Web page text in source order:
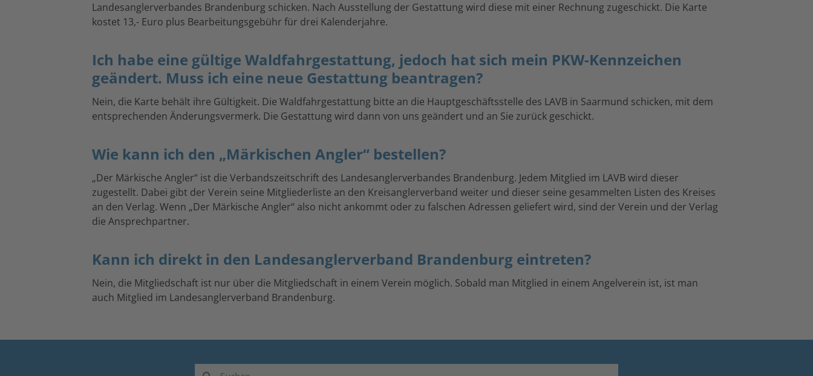
Landesanglerverbandes Brandenburg schicken. Nach Ausstellung der Gestattung wird diese mit einer Rechnung zugeschickt. Die Karte
kostet 13,- Euro plus Bearbeitungsgebühr für drei Kalenderjahre.
Ich habe eine gültige Waldfahrgestattung, jedoch hat sich mein PKW-Kennzeichen
geändert. Muss ich eine neue Gestattung beantragen?
Nein, die Karte behält ihre Gültigkeit. Die Waldfahrgestattung bitte an die Hauptgeschäftsstelle des LAVB in Saarmund schicken, mit dem
entsprechenden Änderungsvermerk. Die Gestattung wird dann von uns geändert und an Sie zurück geschickt.
Wie kann ich den „Märkischen Angler“ bestellen?
„Der Märkische Angler“ ist die Verbandszeitschrift des Landesanglerverbandes Brandenburg. Jedem Mitglied im LAVB wird dieser
zugestellt. Dabei gibt der Verein seine Mitgliederliste an den Kreisanglerverband weiter und dieser seine gesammelten Listen des Kreises
an den Verlag. Wenn „Der Märkische Angler“ also nicht ankommt oder zu falschen Adressen geliefert wird, sind der Verein und der Verlag
die Ansprechpartner.
Kann ich direkt in den Landesanglerverband Brandenburg eintreten?
Nein, die Mitgliedschaft ist nur über die Mitgliedschaft in einem Verein möglich. Sobald man Mitglied in einem Angelverein ist, ist man
auch Mitglied im Landesanglerverband Brandenburg.